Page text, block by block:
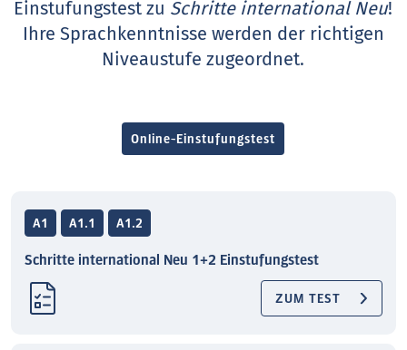
Einstufungstest zu Schritte international Neu!
Ihre Sprachkenntnisse werden der richtigen
Niveaustufe zugeordnet.
Online-Einstufungstest
A1 A1.1 A1.2
Schritte international Neu 1+2 Einstufungstest
ZUM TEST